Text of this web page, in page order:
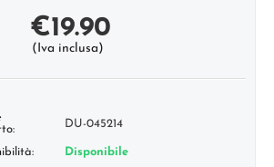
€19.90
(Iva inclusa)
DU-045214
Disponibile